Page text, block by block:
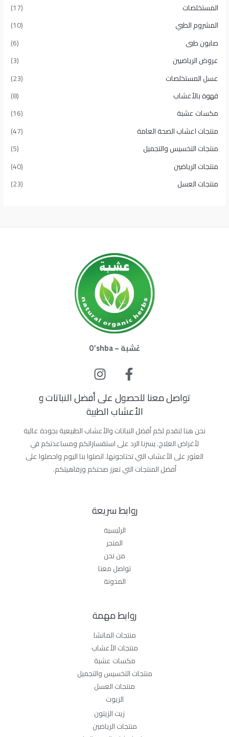
المستخلصات
(17)
المشروم الطبي
(10)
صابون طبى
(6)
عروض الرياضيين
(3)
عسل المستخلصات
(23)
قهوة بالأعشاب
(8)
مكسات عشبة
(16)
منتجات اعشاب الصحة العامة
(47)
منتجات التخسيس والتجميل
(5)
منتجات الرياضين
(40)
منتجات العسل
(23)
عُشبة – O’shba
تواصل معنا للحصول على أفضل النباتات و
الأعشاب الطبية
نحن هنا لنقدم لكم أفضل النباتات والأعشاب الطبيعية بجودة عالية
لأغراض العلاج. يسرنا الرد على استفساراتكم ومساعدتكم في
العثور على الأعشاب التي تحتاجونها. اتصلوا بنا اليوم واحصلوا على
أفضل المنتجات التي تعزز صحتكم ورفاهيتكم.
روابط سريعة
الرئيسية
المتجر
من نحن
تواصل معنا
المدونة
روابط مهمة
منتجات الماتشا
منتجات الأعشاب
مكسات عشبة
منتجات التخسيس والتجميل
منتجات العسل
الزيوت
زيت الزيتون
منتجات الرياضين